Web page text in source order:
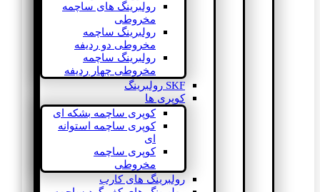
رولبرینگ های ساچمه
مخروطی
رولبرینگ ساچمه
مخروطی دو ردیفه
رولبرینگ ساچمه
مخروطی چهار ردیفه
SKF رولبرینگ
کوپری ها
کوپری ساچمه بشکه ای
کوپری ساچمه استوانه
ای
کوپری ساچمه
مخروطی
رولبرینگ های کارب